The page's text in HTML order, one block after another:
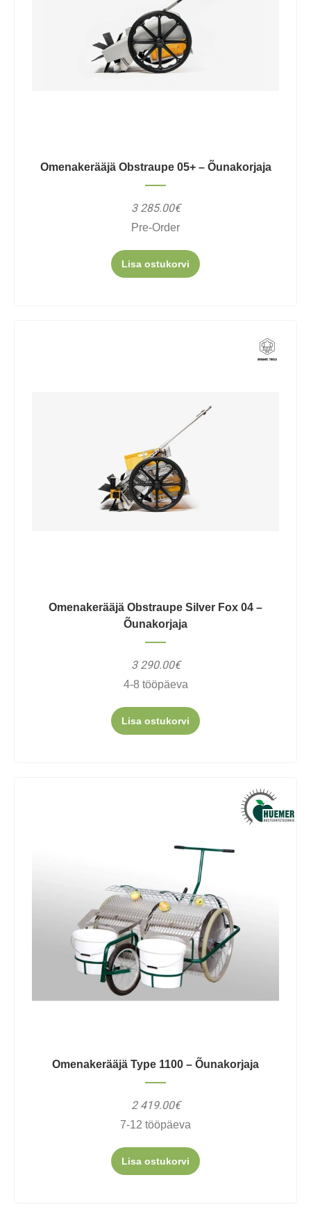
Omenakerääjä Obstraupe 05+ – Õunakorjaja
3 285.00€
Pre-Order
Lisa ostukorvi
Omenakerääjä Obstraupe Silver Fox 04 –
Õunakorjaja
3 290.00€
4-8 tööpäeva
Lisa ostukorvi
Omenakerääjä Type 1100 – Õunakorjaja
2 419.00€
7-12 tööpäeva
Lisa ostukorvi